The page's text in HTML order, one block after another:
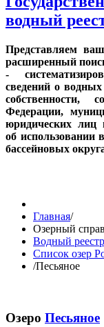
водный
Представляем
расширенный
-
сведений о
собственности,
Федерации,
юридических лиц
об использовании
бассейновых
Главная/
Озерный
Водный
Список озер
/Песьяное
Озеро Песьяное